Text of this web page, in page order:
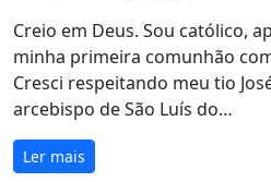
Creio em Deus. Sou católico,
minha primeira comunhão
Cresci respeitando meu tio
arcebispo de São Luís do…
Ler mais